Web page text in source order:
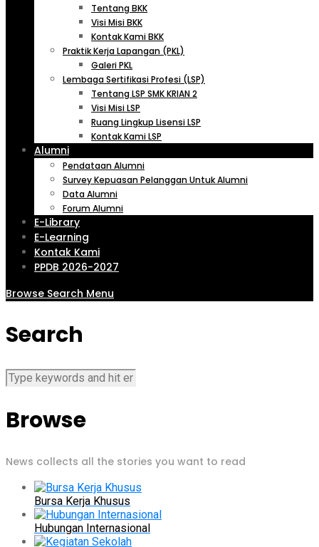
Tentang BKK
Visi Misi BKK
Kontak Kami BKK
Praktik Kerja Lapangan (PKL)
Galeri PKL
Lembaga Sertifikasi Profesi (LSP)
Tentang LSP SMK KRIAN 2
Visi Misi LSP
Ruang Lingkup Lisensi LSP
Kontak Kami LSP
Alumni
Pendataan Alumni
Survey Kepuasan Pelanggan Untuk Alumni
Data Alumni
Forum Alumni
E-Library
E-Learning
Kontak Kami
PPDB 2026-2027
Browse Search Menu
Search
Browse
News collects all the stories you want to read
Bursa Kerja Khusus
Hubungan Internasional